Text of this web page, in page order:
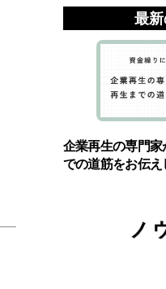
最
企業再生の専門家
での道筋をお伝え